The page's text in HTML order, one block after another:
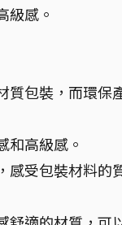
級感。
質包裝，而環保
和高級感。
感受包裝材料的